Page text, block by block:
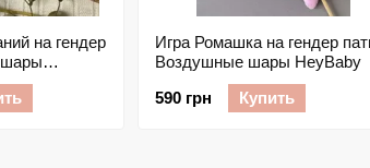
на гендер
Игра Ромашка на гендер
Воздушные шары HeyBaby
590 грн
Купить